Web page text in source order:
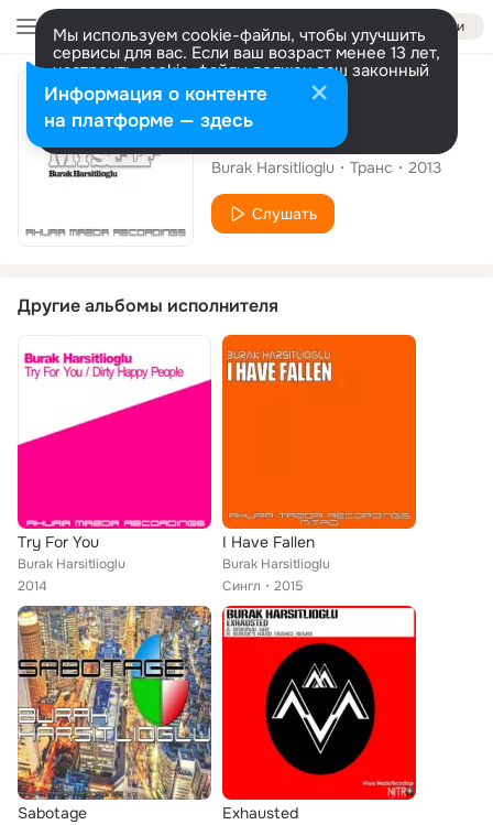
Войти
Мы используем cookie-файлы, чтобы улучшить
сервисы для вас. Если ваш возраст менее 13 лет,
настроить cookie-файлы должен ваш законный
представитель. Больше информации
Разрешить все Настроить
Сингл
Cant Save Myself
Burak Harsitlioglu Транс 2013
Слушать
Другие альбомы исполнителя
Try For You
Burak Harsitlioglu
2014
I Have Fallen
Burak Harsitlioglu
Сингл
2015
Sabotage Exhausted
Информация о контенте
на платформе — здесь